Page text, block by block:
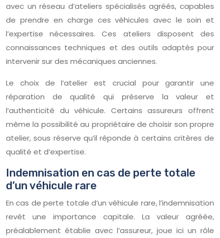
avec un réseau d’ateliers spécialisés agréés, capables
de prendre en charge ces véhicules avec le soin et
l’expertise nécessaires. Ces ateliers disposent des
connaissances techniques et des outils adaptés pour
intervenir sur des mécaniques anciennes.
Le choix de l’atelier est crucial pour garantir une
réparation de qualité qui préserve la valeur et
l’authenticité du véhicule. Certains assureurs offrent
même la possibilité au propriétaire de choisir son propre
atelier, sous réserve qu’il réponde à certains critères de
qualité et d’expertise.
Indemnisation en cas de perte totale
d’un véhicule rare
En cas de perte totale d’un véhicule rare, l’indemnisation
revêt une importance capitale. La valeur agréée,
préalablement établie avec l’assureur, joue ici un rôle